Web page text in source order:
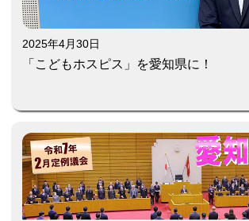
2025年4月30日
「こどもホスピス」を愛知県に！